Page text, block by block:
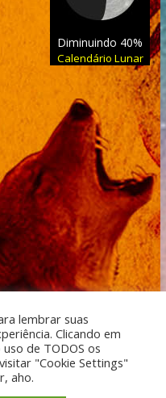
Diminuindo 40%
Calendário Lunar
Espacial e
lembrar suas
Clicando em
de TODOS os
"Cookie Settings"
aho.